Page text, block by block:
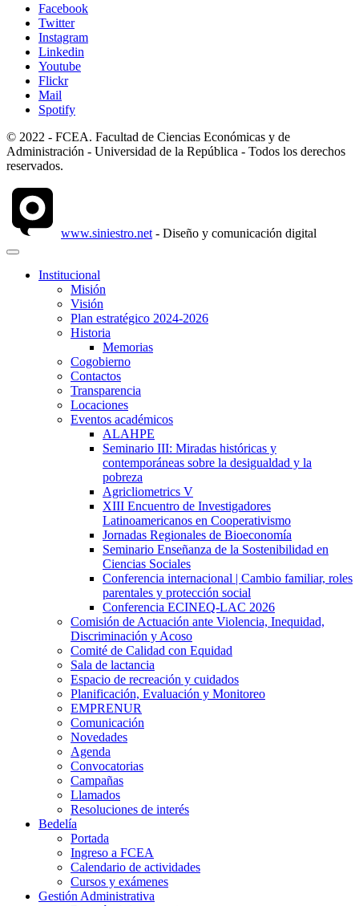
Facebook
Twitter
Instagram
Linkedin
Youtube
Flickr
Mail
Spotify
© 2022 - FCEA. Facultad de Ciencias Económicas y de
Administración - Universidad de la República - Todos los derechos
reservados.
www.siniestro.net - Diseño y comunicación digital
Institucional
Misión
Visión
Plan estratégico 2024-2026
Historia
Memorias
Cogobierno
Contactos
Transparencia
Locaciones
Eventos académicos
ALAHPE
Seminario III: Miradas históricas y
contemporáneas sobre la desigualdad y la
pobreza
Agricliometrics V
XIII Encuentro de Investigadores
Latinoamericanos en Cooperativismo
Jornadas Regionales de Bioeconomía
Seminario Enseñanza de la Sostenibilidad en
Ciencias Sociales
Conferencia internacional | Cambio familiar, roles
parentales y protección social
Conferencia ECINEQ-LAC 2026
Comisión de Actuación ante Violencia, Inequidad,
Discriminación y Acoso
Comité de Calidad con Equidad
Sala de lactancia
Espacio de recreación y cuidados
Planificación, Evaluación y Monitoreo
EMPRENUR
Comunicación
Novedades
Agenda
Convocatorias
Campañas
Llamados
Resoluciones de interés
Bedelía
Portada
Ingreso a FCEA
Calendario de actividades
Cursos y exámenes
Gestión Administrativa